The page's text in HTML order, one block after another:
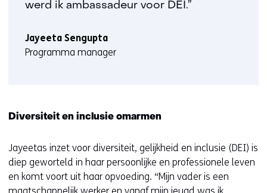
werd ik ambassadeur voor DEI.”
Jayeeta Sengupta
Programma manager
Diversiteit en inclusie omarmen
Jayeetas inzet voor diversiteit, gelijkheid en inclusie (DEI) is
diep geworteld in haar persoonlijke en professionele leven
en komt voort uit haar opvoeding. “Mijn vader is een